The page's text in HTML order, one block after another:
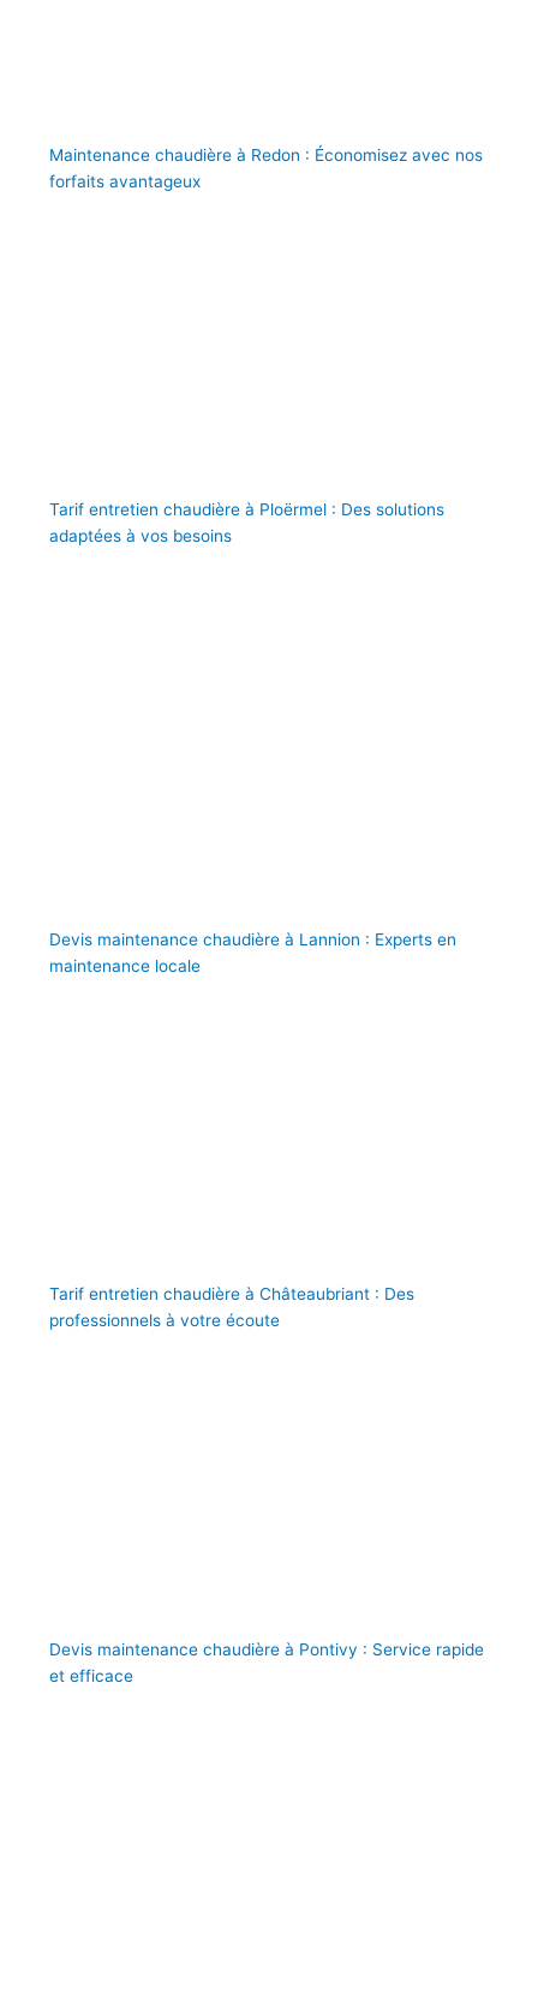
Maintenance chaudière à Redon : Économisez avec nos
forfaits avantageux
Tarif entretien chaudière à Ploërmel : Des solutions
adaptées à vos besoins
Devis maintenance chaudière à Lannion : Experts en
maintenance locale
Tarif entretien chaudière à Châteaubriant : Des
professionnels à votre écoute
Devis maintenance chaudière à Pontivy : Service rapide
et efficace